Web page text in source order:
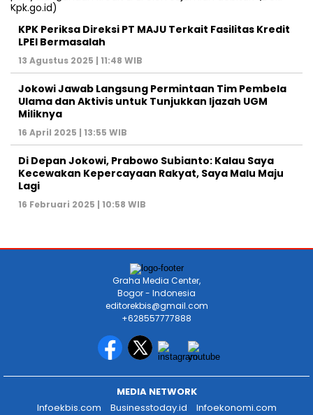
KPK Periksa Direksi PT MAJU Terkait Fasilitas Kredit
LPEI Bermasalah
13 Agustus 2025 | 11:48 WIB
Jokowi Jawab Langsung Permintaan Tim Pembela
Ulama dan Aktivis untuk Tunjukkan Ijazah UGM
Miliknya
16 April 2025 | 13:55 WIB
Di Depan Jokowi, Prabowo Subianto: Kalau Saya
Kecewakan Kepercayaan Rakyat, Saya Malu Maju
Lagi
16 Februari 2025 | 10:58 WIB
Graha Media Center,
Bogor - Indonesia
editorekbis@gmail.com
+628557777888
MEDIA NETWORK
Infoekbis.com
Businesstoday.id
Infoekonomi.com